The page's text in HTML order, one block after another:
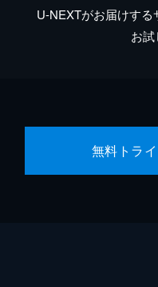
U-NEXTがお届けする
お試
無料トラ